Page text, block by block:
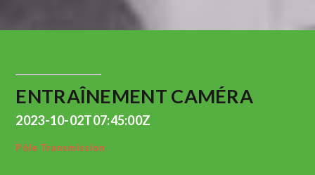
ENTRAÎNEMENT CAMÉRA
2023-10-02T07:45:00Z
Pôle Transmission